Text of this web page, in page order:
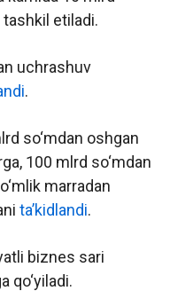
tashkil etiladi.
uchrashuv
.
so‘mdan oshgan
100 mlrd so‘mdan
marradan
taʼkidlandi.
biznes sari
qo‘yiladi.